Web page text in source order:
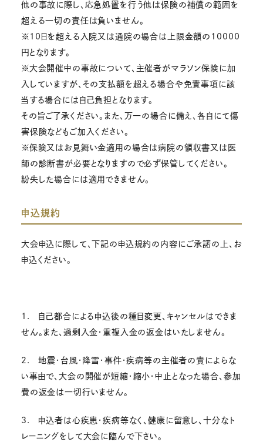
他の事故に際し、応急処置を行う他は保険の補償の範囲を
超える一切の責任は負いません。
※10日を超える入院又は通院の場合は上限金額の10000
円となります。
※大会開催中の事故について、主催者がマラソン保険に加
入していますが、その支払額を超える場合や免責事項に該
当する場合には自己負担となります。
その旨ご了承ください。また、万一の場合に備え、各自にて傷
害保険などもご加入ください。
※保険又はお見舞い金適用の場合は病院の領収書又は医
師の診断書が必要となりますので必ず保管してください。
紛失した場合には適用できません。
申込規約
大会申込に際して、下記の申込規約の内容にご承諾の上、お
申込ください。
1. 自己都合による申込後の種目変更、キャンセルはできま
せん。また、過剰入金・重複入金の返金はいたしません。
2. 地震・台風・降雪・事件・疾病等の主催者の責によらな
い事由で、大会の開催が短縮・縮小・中止となった場合、参加
費の返金は一切行いません。
3. 申込者は心疾患・疾病等なく、健康に留意し、十分なト
レーニングをして大会に臨んで下さい。